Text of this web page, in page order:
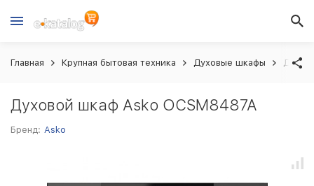
Главная Крупная бытовая техника Духовые шкафы
Духовой шкаф Asko OCSM8487A
Бренд: Asko